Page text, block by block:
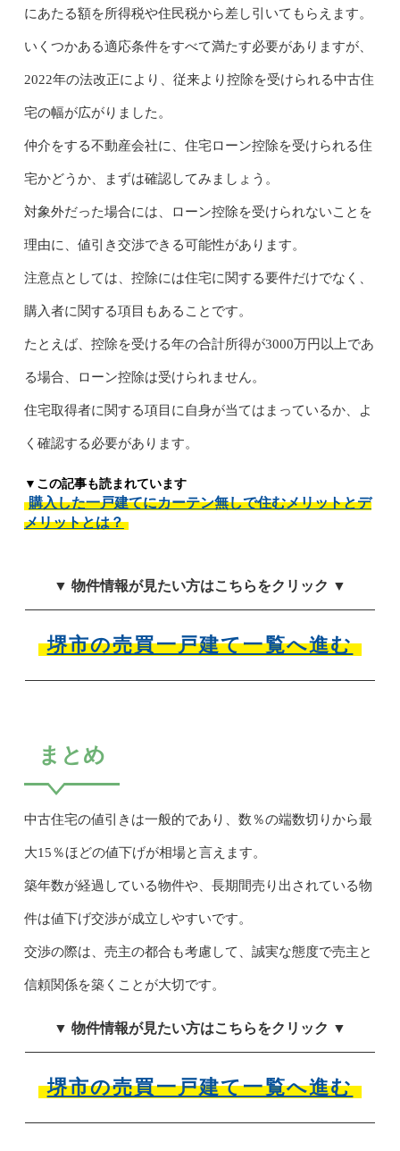
にあたる額を所得税や住民税から差し引いてもらえます。
いくつかある適応条件をすべて満たす必要がありますが、
2022年の法改正により、従来より控除を受けられる中古住
宅の幅が広がりました。
仲介をする不動産会社に、住宅ローン控除を受けられる住
宅かどうか、まずは確認してみましょう。
対象外だった場合には、ローン控除を受けられないことを
理由に、値引き交渉できる可能性があります。
注意点としては、控除には住宅に関する要件だけでなく、
購入者に関する項目もあることです。
たとえば、控除を受ける年の合計所得が3000万円以上であ
る場合、ローン控除は受けられません。
住宅取得者に関する項目に自身が当てはまっているか、よ
く確認する必要があります。
▼この記事も読まれています
購入した一戸建てにカーテン無しで住むメリットとデ
メリットとは？
▼ 物件情報が見たい方はこちらをクリック ▼
堺市の売買一戸建て一覧へ進む
まとめ
中古住宅の値引きは一般的であり、数％の端数切りから最
大15％ほどの値下げが相場と言えます。
築年数が経過している物件や、長期間売り出されている物
件は値下げ交渉が成立しやすいです。
交渉の際は、売主の都合も考慮して、誠実な態度で売主と
信頼関係を築くことが大切です。
▼ 物件情報が見たい方はこちらをクリック ▼
堺市の売買一戸建て一覧へ進む